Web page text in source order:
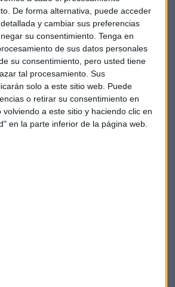
De forma alternativa, puede acceder
y cambiar sus preferencias
su consentimiento. Tenga en
de sus datos personales
su consentimiento, pero usted tiene
tal procesamiento. Sus
solo a este sitio web. Puede
o retirar su consentimiento en
a este sitio y haciendo clic en
en la parte inferior de la página web.
vez, también comenzó a televisarse
al año siguiente, en 2002, se
American Idol que alzó a la fama a
Underwood, Kelly Clarkson o Jenifer
llevaba más de8 millones de dólares
de emisiónen publicidad, según la
X Factor, American Idol, Britains Got